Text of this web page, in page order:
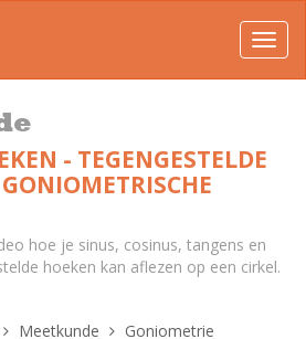
- TEGENGESTELDE
hoe je sinus, cosinus, tangens en
hoeken kan aflezen op een cirkel.
Meetkunde Goniometrie